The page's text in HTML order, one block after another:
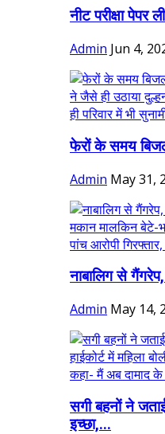
नीट परीक्षा
Admin Jun 4,
फेरों के समय
Admin May 31,
नाबालिग से
Admin May 14,
सगी बहनों ने
इच्छा,...